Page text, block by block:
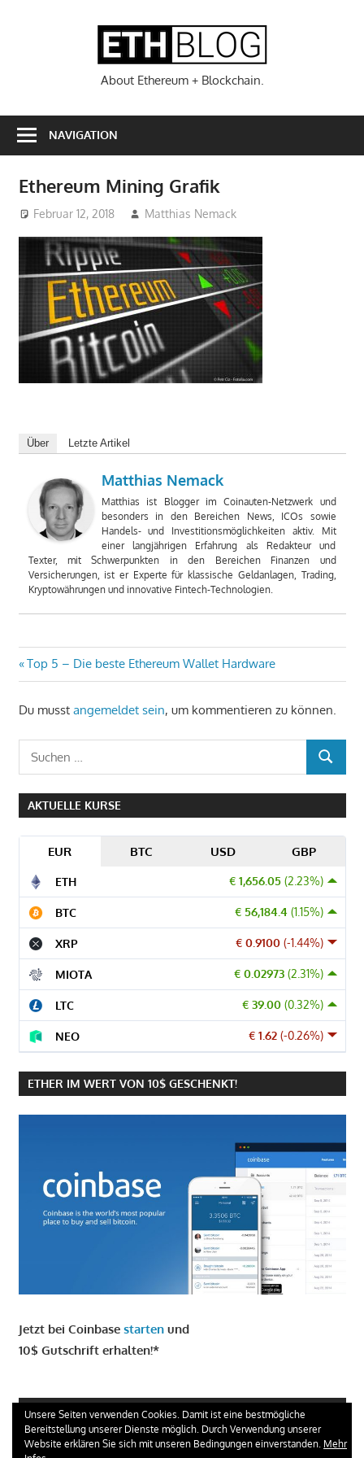
About Ethereum + Blockchain.
NAVIGATION
Ethereum Mining Grafik
Februar 12, 2018 Matthias Nemack
Über Letzte Artikel
Matthias Nemack
Matthias ist Blogger im Coinauten-Netzwerk und
besonders in den Bereichen News, ICOs sowie
Handels- und Investitionsmöglichkeiten aktiv. Mit
einer langjährigen Erfahrung als Redakteur und
Texter, mit Schwerpunkten in den Bereichen Finanzen und
Versicherungen, ist er Experte für klassische Geldanlagen, Trading,
Kryptowährungen und innovative Fintech-Technologien.
Beitragsnavigation
Vorheriger
Beitrag:
Top 5 – Die beste Ethereum Wallet Hardware
Du musst angemeldet sein, um kommentieren zu können.
SUCHEN
AKTUELLE KURSE
EUR BTC USD GBP
€ 1,656.05 (2.23%)
ETH
€ 56,184.4 (1.15%)
BTC
€ 0.9100 (-1.44%)
XRP
€ 0.02973 (2.31%)
MIOTA
€ 39.00 (0.32%)
LTC
€ 1.62 (-0.26%)
NEO
ETHER IM WERT VON 10$ GESCHENKT!
Jetzt bei Coinbase startenund
10$ Gutschrift erhalten!*
GIRO KONTO ERÖFFNEN UND 100 € ERHALTEN
Unsere Seiten verwenden Cookies. Damit ist eine bestmögliche
Bereitstellung unserer Dienste möglich. Durch Verwendung unserer
Website erklären Sie sich mit unseren Bedingungen einverstanden. Mehr